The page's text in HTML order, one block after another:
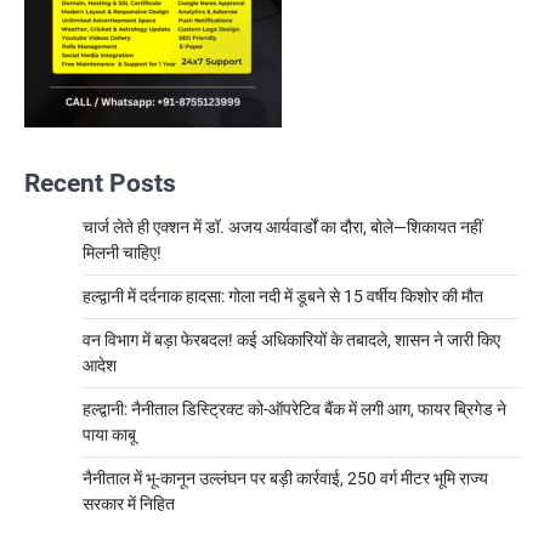
Recent Posts
चार्ज लेते ही एक्शन में डॉ. अजय आर्यवार्डों का दौरा, बोले—शिकायत नहीं
मिलनी चाहिए!
हल्द्वानी में दर्दनाक हादसा: गोला नदी में डूबने से 15 वर्षीय किशोर की मौत
वन विभाग में बड़ा फेरबदल! कई अधिकारियों के तबादले, शासन ने जारी किए
आदेश
हल्द्वानी: नैनीताल डिस्ट्रिक्ट को-ऑपरेटिव बैंक में लगी आग, फायर ब्रिगेड ने
पाया काबू
नैनीताल में भू-कानून उल्लंघन पर बड़ी कार्रवाई, 250 वर्ग मीटर भूमि राज्य
सरकार में निहित